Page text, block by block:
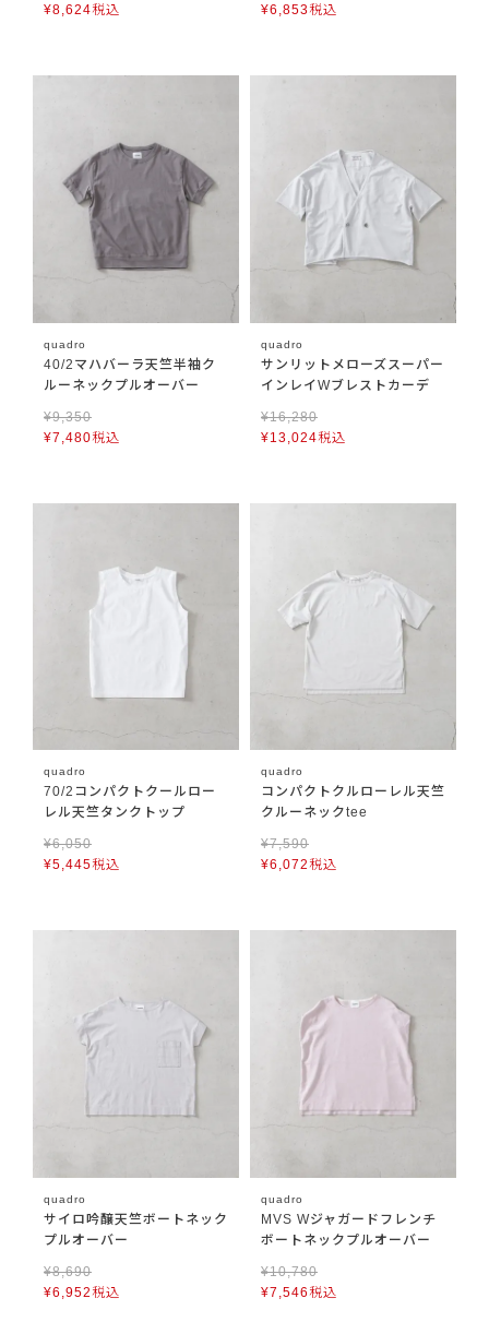
¥8,624税込
¥6,853税込
quadro
40/2マハバーラ天竺半袖ク
ルーネックプルオーバー
¥9,350
¥7,480税込
quadro
サンリットメローズスーパー
インレイWブレストカーデ
¥16,280
¥13,024税込
quadro
70/2コンパクトクールロー
レル天竺タンクトップ
¥6,050
¥5,445税込
quadro
コンパクトクルローレル天竺
クルーネックtee
¥7,590
¥6,072税込
quadro
サイロ吟醸天竺ボートネック
プルオーバー
¥8,690
¥6,952税込
quadro
MVS Wジャガードフレンチ
ボートネックプルオーバー
¥10,780
¥7,546税込